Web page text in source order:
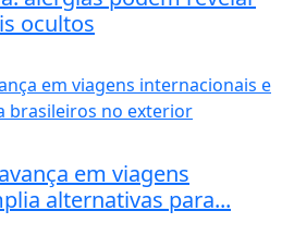
ocultos
em viagens
alternativas para...